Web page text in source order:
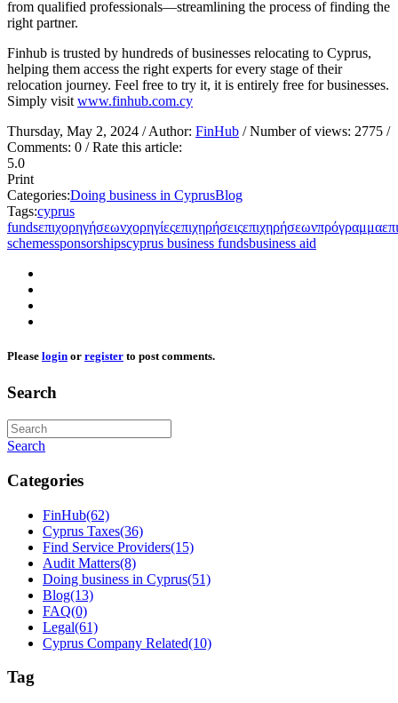
from qualified professionals—streamlining the process of finding the
right partner.
Finhub is trusted by hundreds of businesses relocating to Cyprus,
helping them access the right experts for every stage of their
relocation journey. Feel free to try it, it is entirely free for businesses.
Simply visit www.finhub.com.cy
Thursday, May 2, 2024 / Author: FinHub / Number of views: 2775 /
Comments: 0 / Rate this article:
5.0
Print
Categories:Doing business in CyprusBlog
Tags:cyprus
fundsεπιχορηγήσεωνχορηγίεςεπιχηρήσειςεπιχηρήσεωνπρόγραμμα
schemessponsorshipscyprus business fundsbusiness aid
Please login or register to post comments.
Search
Search
Categories
FinHub(62)
Cyprus Taxes(36)
Find Service Providers(15)
Audit Matters(8)
Doing business in Cyprus(51)
Blog(13)
FAQ(0)
Legal(61)
Cyprus Company Related(10)
Tag